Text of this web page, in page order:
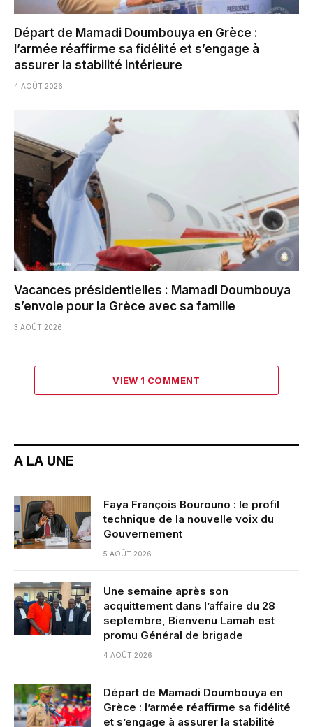
Départ de Mamadi Doumbouya en Grèce :
l’armée réaffirme sa fidélité et s’engage à
assurer la stabilité intérieure
4 AOÛT 2026
Vacances présidentielles : Mamadi Doumbouya
s’envole pour la Grèce avec sa famille
3 AOÛT 2026
VIEW 1 COMMENT
A LA UNE
Faya François Bourouno : le profil
technique de la nouvelle voix du
Gouvernement
5 AOÛT 2026
Une semaine après son
acquittement dans l’affaire du 28
septembre, Bienvenu Lamah est
promu Général de brigade
4 AOÛT 2026
Départ de Mamadi Doumbouya en
Grèce : l’armée réaffirme sa fidélité
et s’engage à assurer la stabilité